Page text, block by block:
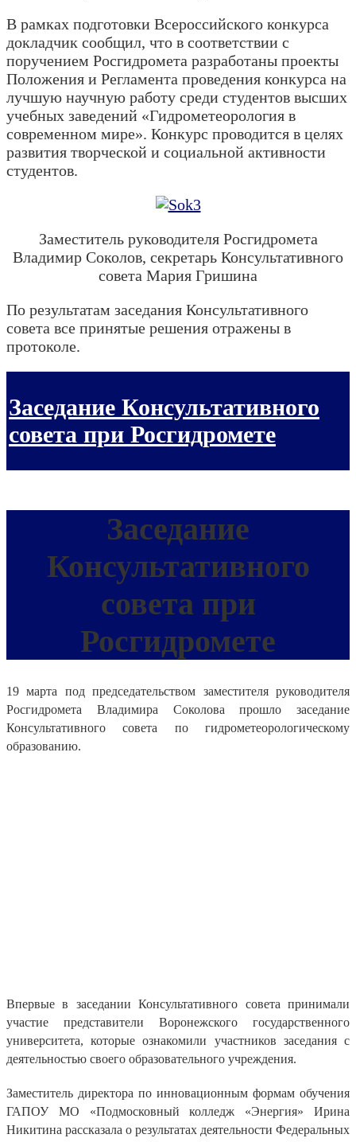
В рамках подготовки Всероссийского конкурса
докладчик сообщил, что в соответствии с
поручением Росгидромета разработаны проекты
Положения и Регламента проведения конкурса на
лучшую научную работу среди студентов высших
учебных заведений «Гидрометеорология в
современном мире». Конкурс проводится в целях
развития творческой и социальной активности
студентов.
Заместитель руководителя Росгидромета
Владимир Соколов, секретарь Консультативного
совета Мария Гришина
По результатам заседания Консультативного
совета все принятые решения отражены в
протоколе.
Заседание Консультативного
совета при Росгидромете
Заседание
Консультативного
совета при
Росгидромете
19 марта под председательством заместителя руководителя
Росгидромета Владимира Соколова прошло заседание
Консультативного совета по гидрометеорологическому
образованию.
Впервые в заседании Консультативного совета принимали
участие представители Воронежского государственного
университета, которые ознакомили участников заседания с
деятельностью своего образовательного учреждения.
Заместитель директора по инновационным формам обучения
ГАПОУ МО «Подмосковный колледж «Энергия» Ирина
Никитина рассказала о результатах деятельности Федеральных